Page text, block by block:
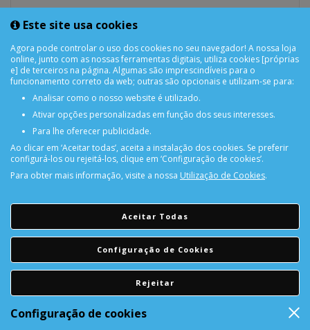
Peça usada com alguns riscos no ecrã, testado a
funcionar corretamente
Encomendas acima de 150€
Consulte aqui a sua reparação
DEVOLUÇÕES
Devolução Garantida!
Este site usa cookies
Agora pode controlar o uso dos cookies no seu navegador! A nossa loja
online, junto com as nossas ferramentas digitais, utiliza cookies [próprias
e] de terceiros na página. Algumas são imprescindíveis para o
funcionamento correto da web; outras são opcionais e utilizam-se para:
Analisar como o nosso website é utilizado.
Ativar opções personalizadas em função dos seus interesses.
Para lhe oferecer publicidade.
Ao clicar em ‘Aceitar todas’, aceita a instalação dos cookies. Se preferir
configurá-los ou rejeitá-los, clique em ‘Configuração de cookies’.
Para obter mais informação, visite a nossa Utilização de Cookies.
Aceitar Todas
Configuração de Cookies
Rejeitar
Configuração de cookies